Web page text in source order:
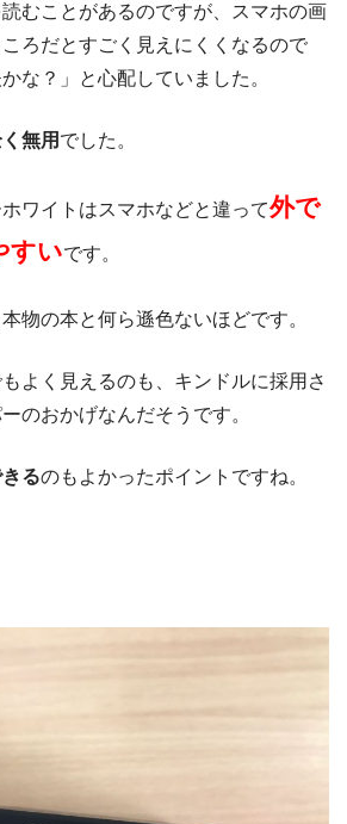
むことがあるのですが、スマホの画
ろだとすごく見えにくくなるので
な？」と心配していました。
無用 でした。
ワイトはスマホなどと違って外で
すいです。
物の本と何ら遜色ないほどです。
よく見えるのも、キンドルに採用さ
のおかげなんだそうです。
るのもよかったポイントですね。